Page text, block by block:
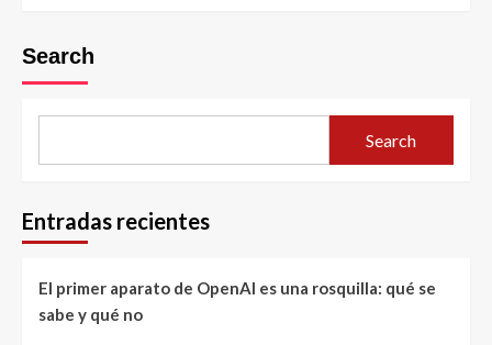
Search
Search
Entradas recientes
El primer aparato de OpenAI es una rosquilla: qué se
sabe y qué no